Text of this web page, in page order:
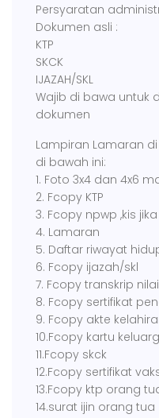
Persyaratan
Dokumen asli :
KTP
SKCK
IJAZAH/SKL
Wajib di bawa untuk
dokumen
Lampiran Lamaran
di bawah ini:
1. Foto 3x4 dan 4x6
2. Fcopy KTP
3. Fcopy npwp ,kis
4. Lamaran
5. Daftar riwayat
6. Fcopy ijazah/skl
7. Fcopy transkrip nilai
8. Fcopy sertifikat
9. Fcopy akte
10.Fcopy kartu
11.Fcopy skck
12.Fcopy sertifikat
13.Fcopy ktp orang
14.surat ijin orang tua